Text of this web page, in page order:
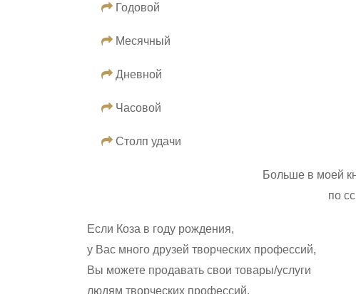
Годовой
Месячный
Дневной
Часовой
Столп удачи
Больше в моей
по
Если Коза в году рождения,
у Вас много друзей творческих профессий,
Вы можете продавать свои товары/услуги
людям творческих профессий.